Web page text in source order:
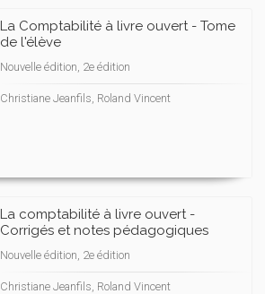
La Comptabilité à livre ouvert - Tome
de l'élève
Nouvelle édition, 2e édition
Christiane Jeanfils, Roland Vincent
La comptabilité à livre ouvert -
Corrigés et notes pédagogiques
Nouvelle édition, 2e édition
Christiane Jeanfils, Roland Vincent